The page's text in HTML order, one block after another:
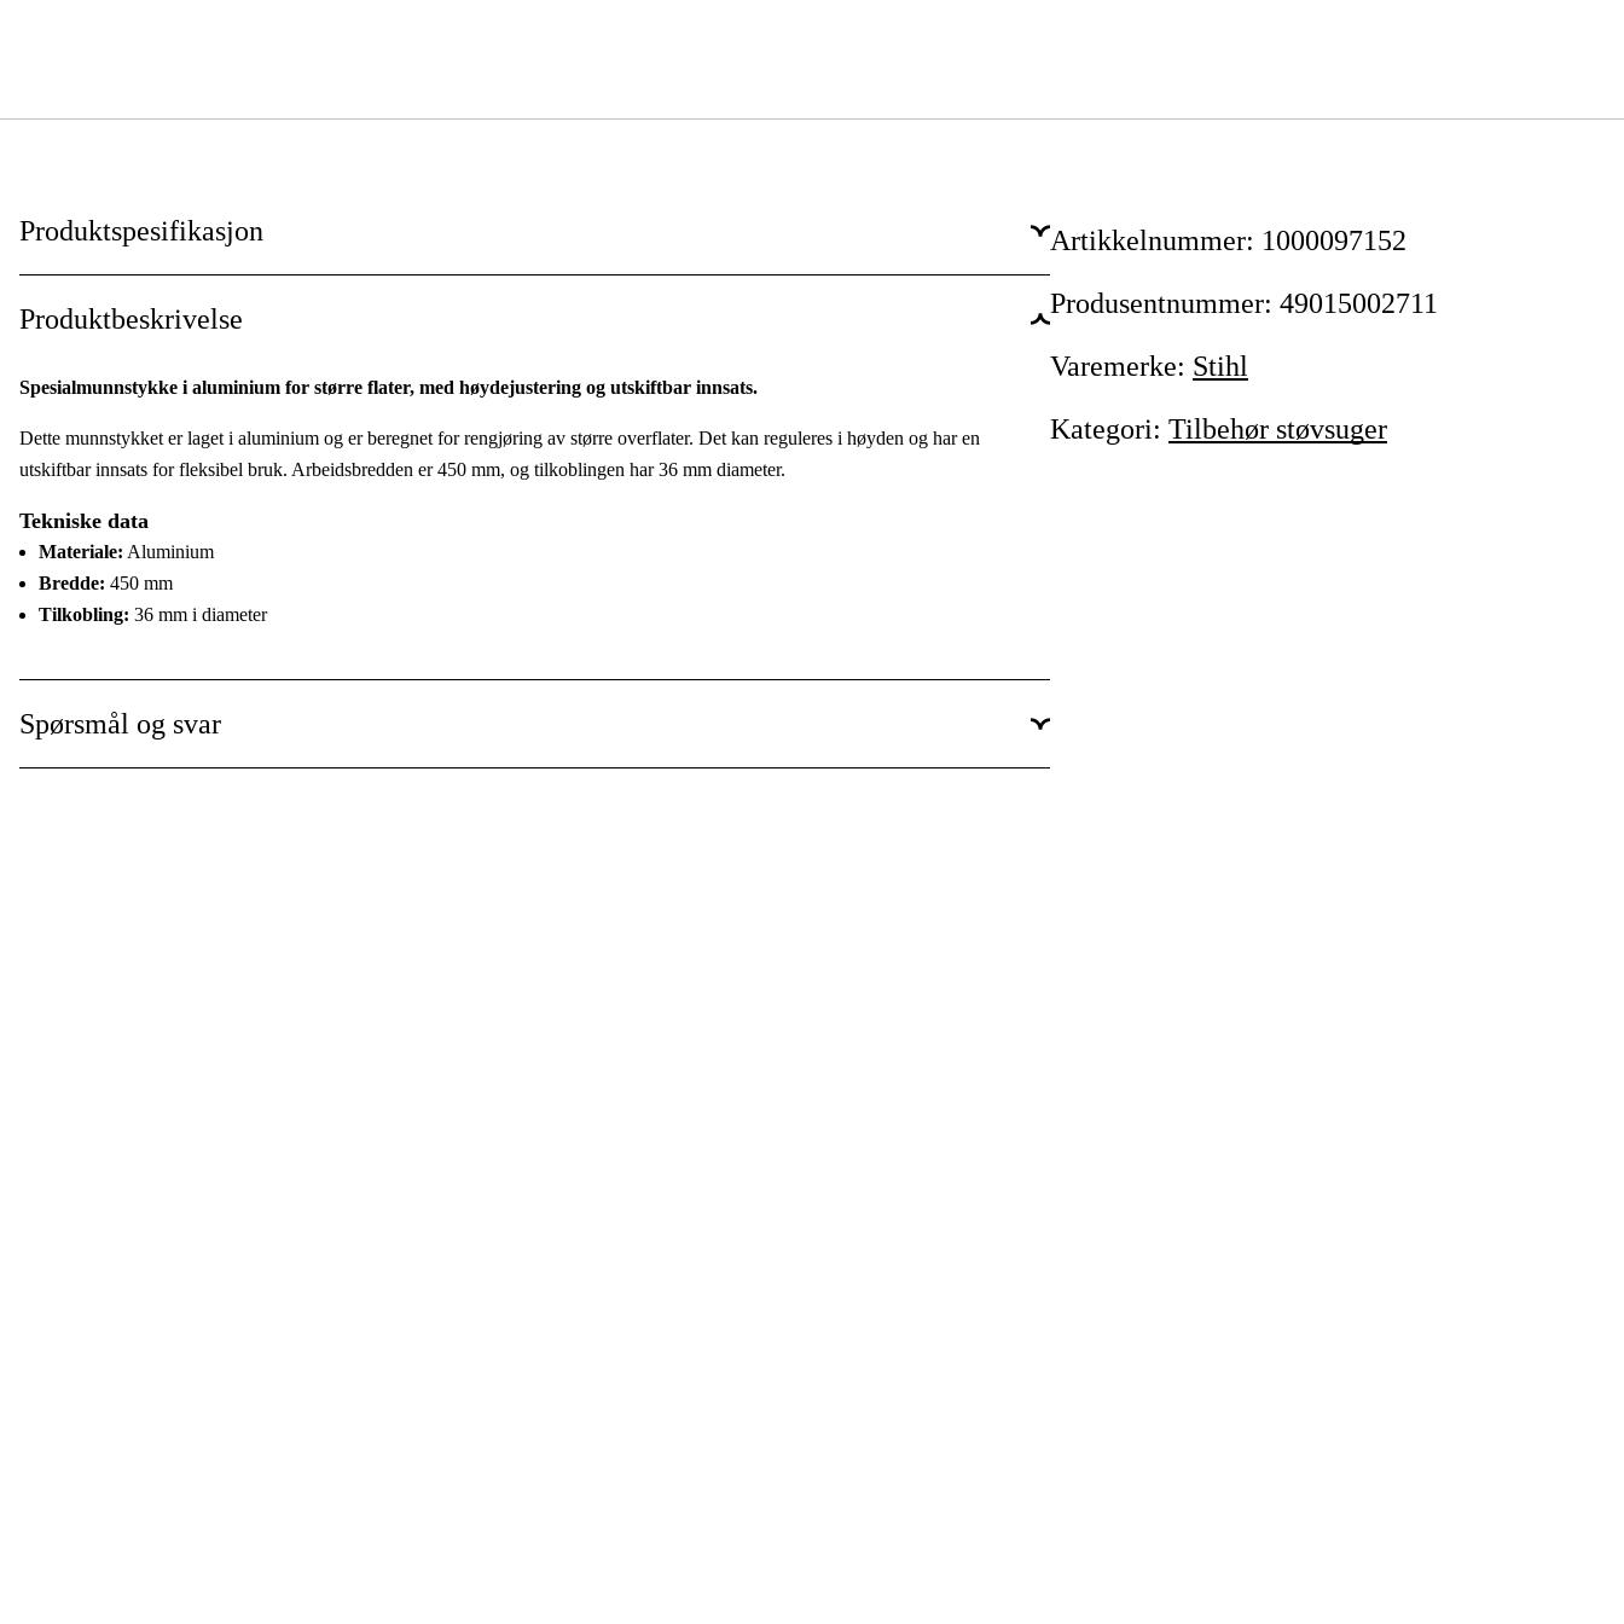
Produktspesifikasjon
Garanti :
1 år
Produktbeskrivelse
Spesialmunnstykke i aluminium for større flater, med høydejustering og utskiftbar innsats.
Dette munnstykket er laget i aluminium og er beregnet for rengjøring av større overflater. Det kan reguleres i høyden og har en
utskiftbar innsats for fleksibel bruk. Arbeidsbredden er 450 mm, og tilkoblingen har 36 mm diameter.
Tekniske data
Materiale: Aluminium
Bredde: 450 mm
Tilkobling: 36 mm i diameter
Spørsmål og svar
Artikkelnummer: 1000097152
Produsentnummer: 49015002711
Varemerke: Stihl
Kategori: Tilbehør støvsuger